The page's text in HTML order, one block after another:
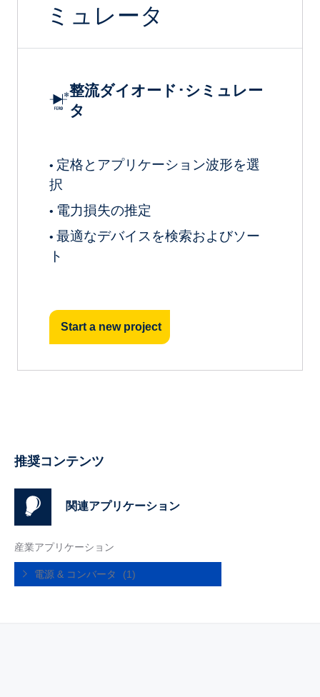
ミュレータ
整流ダイオード･シミュレー
タ
• 定格とアプリケーション波形を選
択
• 電力損失の推定
• 最適なデバイスを検索およびソー
ト
Start a new project
推奨コンテンツ
関連アプリケーション
産業アプリケーション
電源 & コンバータ (1)